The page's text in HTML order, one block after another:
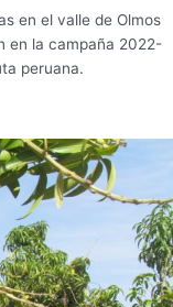
en el valle de Olmos
en la campaña 2022-
peruana.